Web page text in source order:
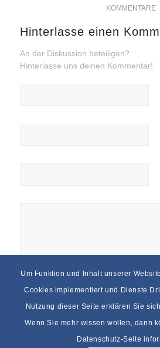
KOMMENTARE
Hinterlasse einen
An der Diskussion beteiligen?
Hinterlasse uns deinen Kommentar!
Um Funktion und Inhalt unserer
Cookies implementiert und Dienste
Nutzung dieser Seite erklären Sie
Wenn Sie mehr wissen wollen, dann
Datenschutz-Seite